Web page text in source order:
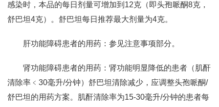
感染时，本品的每日剂量可增加到12克（即头孢哌酮8克，
舒巴坦4克）。舒巴坦每日推荐最大剂量为4克。
肝功能障碍患者的用药：参见注意事项部分。
肾功能障碍患者的用药：肾功能明显降低的患者（肌酐
清除率﹤30毫升/分钟）舒巴坦清除减少，应调整头孢哌酮/
舒巴坦的用药方案。肌酐清除率为15-30毫升/分钟的患者每